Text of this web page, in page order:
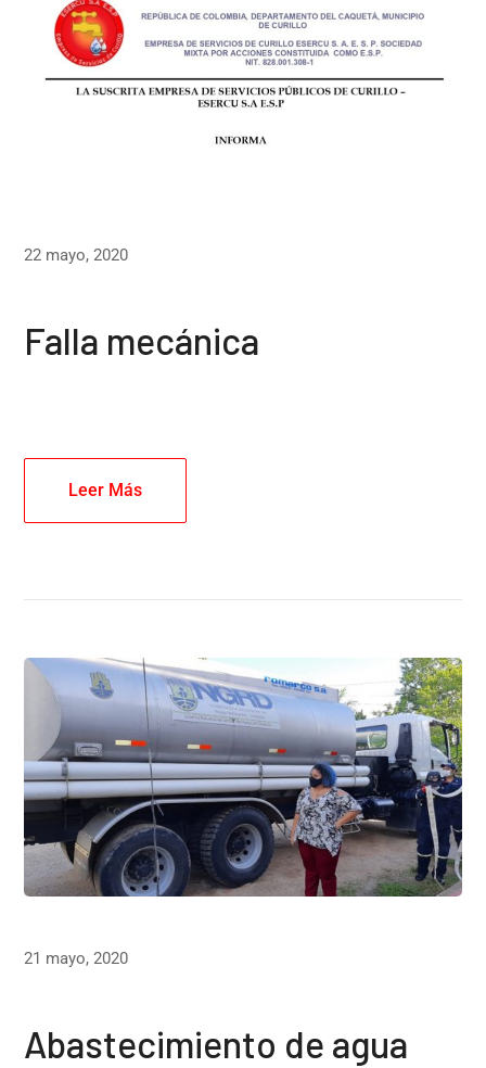
22 mayo, 2020
Falla mecánica
Leer Más
21 mayo, 2020
Abastecimiento de agua